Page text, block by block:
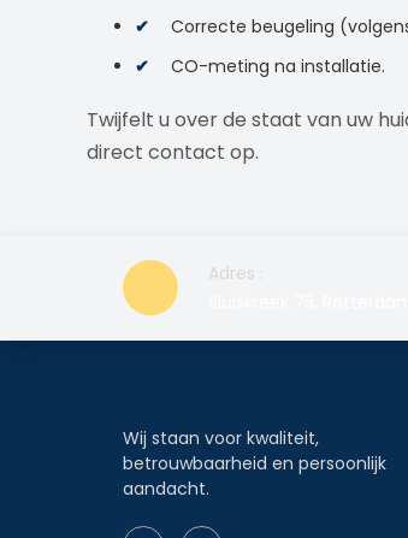
Correcte beugeling
CO-meting na installatie.
Twijfelt u over de staat van uw
direct contact op.
Adres :
Wij staan voor kwaliteit,
betrouwbaarheid en persoonlijk
aandacht.